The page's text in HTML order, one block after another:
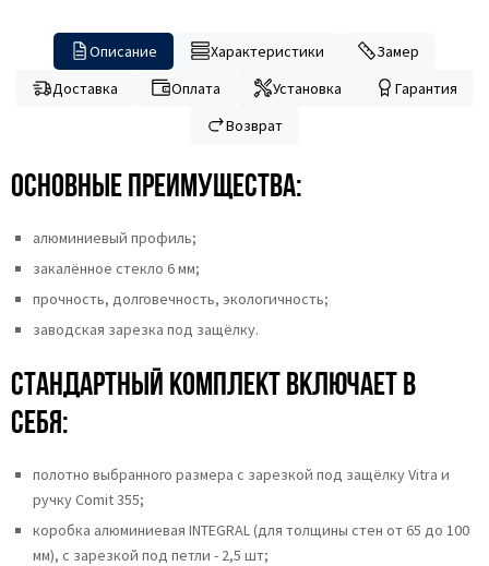
Описание Характеристики
Замер
Доставка
Оплата Установка
Гарантия
Возврат
Основные преимущества:
алюминиевый профиль;
закалённое стекло 6 мм;
прочность, долговечность, экологичность;
заводская зарезка под защёлку.
Стандартный комплект включает в
себя:
полотно выбранного размера с зарезкой под защёлку Vitra и
ручку Comit 355;
коробка алюминиевая INTEGRAL (для толщины стен от 65 до 100
мм), с зарезкой под петли - 2,5 шт;